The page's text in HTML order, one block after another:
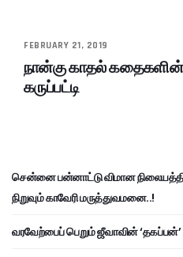
FEBRUARY 21, 2019
நான்கு காதல் கதைகளின்
கருப்பட்டி
சென்னை பன்னாட்டு விமான
நிறுவும் காவேரி மருத்துவமனை..!
வரவேற்பைப் பெறும் ஜீவாவின் ‘தகப்பன்’